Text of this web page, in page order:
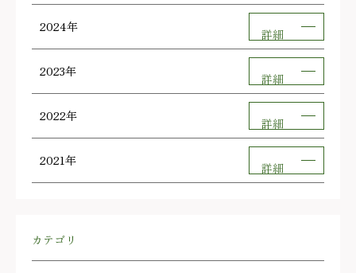
2024年 詳細
2023年 詳細
2022年 詳細
2021年 詳細
カテゴリ